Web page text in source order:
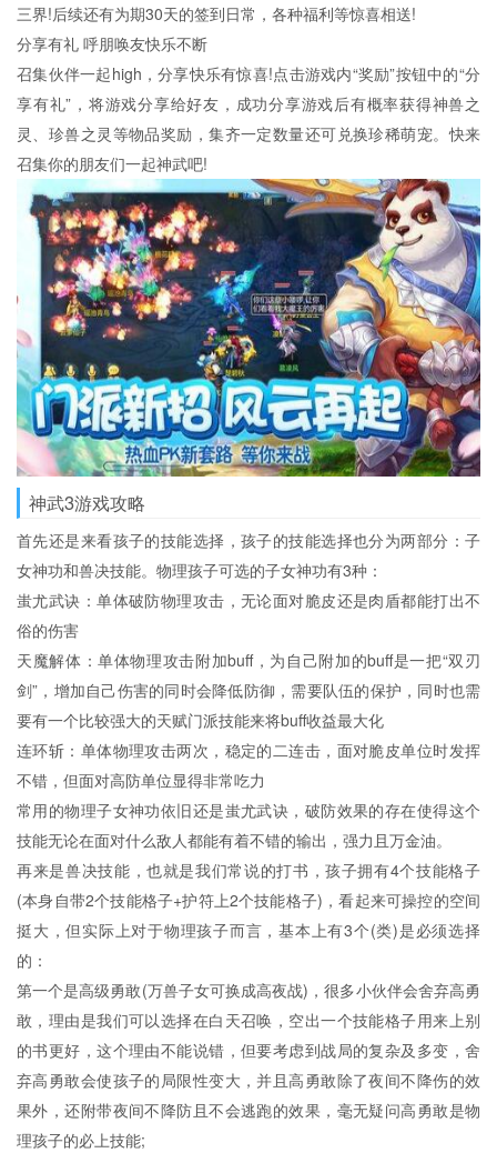
三界!后续还有为期30天的签到日常，各种福利等惊喜相送!
分享有礼 呼朋唤友快乐不断
召集伙伴一起high，分享快乐有惊喜!点击游戏内“奖励”按钮中的“分
享有礼”，将游戏分享给好友，成功分享游戏后有概率获得神兽之
灵、珍兽之灵等物品奖励，集齐一定数量还可兑换珍稀萌宠。快来
召集你的朋友们一起神武吧!
神武3游戏攻略
首先还是来看孩子的技能选择，孩子的技能选择也分为两部分：子
女神功和兽决技能。物理孩子可选的子女神功有3种：
蚩尤武诀：单体破防物理攻击，无论面对脆皮还是肉盾都能打出不
俗的伤害
天魔解体：单体物理攻击附加buff，为自己附加的buff是一把“双刃
剑”，增加自己伤害的同时会降低防御，需要队伍的保护，同时也需
要有一个比较强大的天赋门派技能来将buff收益最大化
连环斩：单体物理攻击两次，稳定的二连击，面对脆皮单位时发挥
不错，但面对高防单位显得非常吃力
常用的物理子女神功依旧还是蚩尤武诀，破防效果的存在使得这个
技能无论在面对什么敌人都能有着不错的输出，强力且万金油。
再来是兽决技能，也就是我们常说的打书，孩子拥有4个技能格子
(本身自带2个技能格子+护符上2个技能格子)，看起来可操控的空间
挺大，但实际上对于物理孩子而言，基本上有3个(类)是必须选择
的：
第一个是高级勇敢(万兽子女可换成高夜战)，很多小伙伴会舍弃高勇
敢，理由是我们可以选择在白天召唤，空出一个技能格子用来上别
的书更好，这个理由不能说错，但要考虑到战局的复杂及多变，舍
弃高勇敢会使孩子的局限性变大，并且高勇敢除了夜间不降伤的效
果外，还附带夜间不降防且不会逃跑的效果，毫无疑问高勇敢是物
理孩子的必上技能;